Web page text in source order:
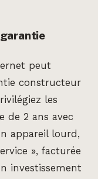
peut
constructeur
les
de 2 ans avec
appareil lourd,
», facturée
investissement